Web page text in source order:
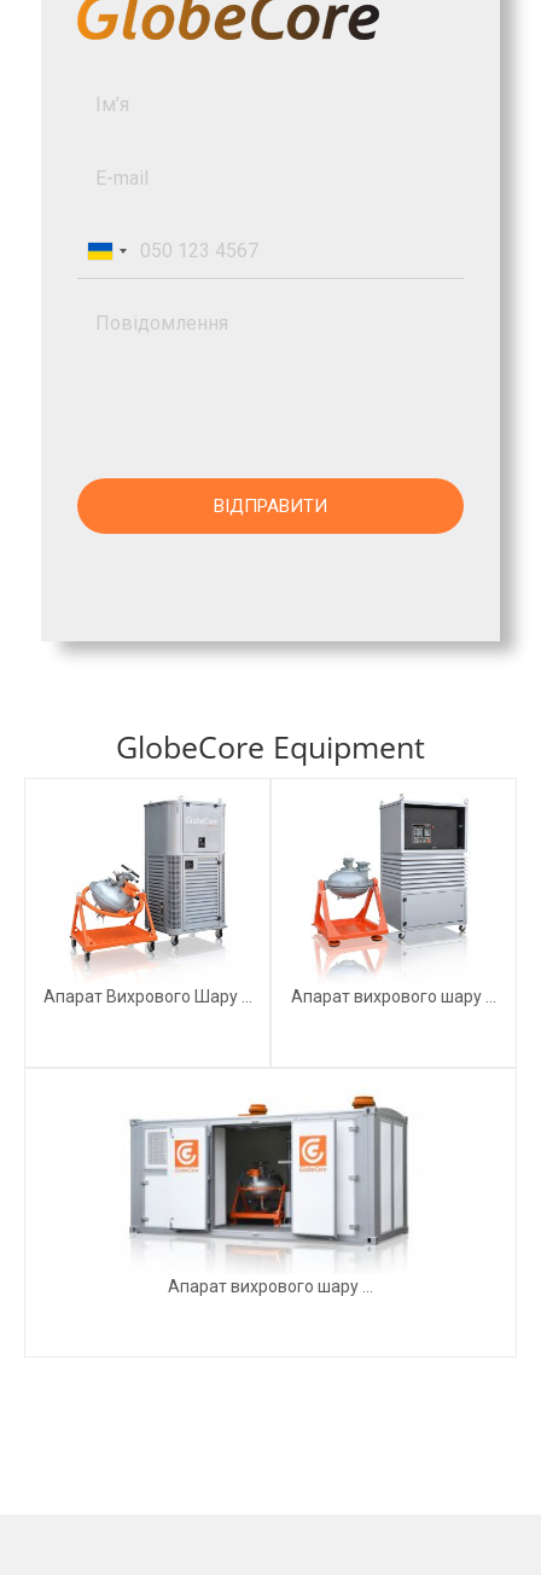
GlobeCore Equipment
Апарат Вихрового Шару ... Апарат вихрового шару ...
Апарат вихрового шару ...